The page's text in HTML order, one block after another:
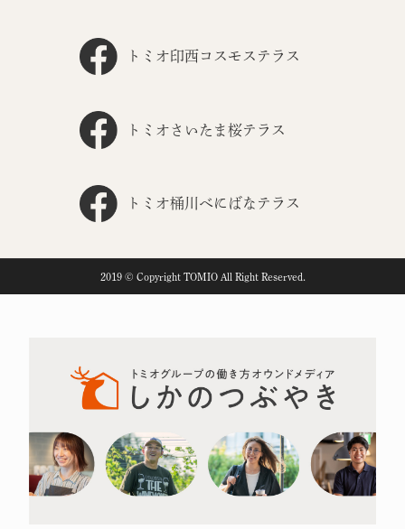
トミオ印西コスモステラス
トミオさいたま桜テラス
トミオ桶川べにばなテラス
2019 © Copyright TOMIO All Right Reserved.